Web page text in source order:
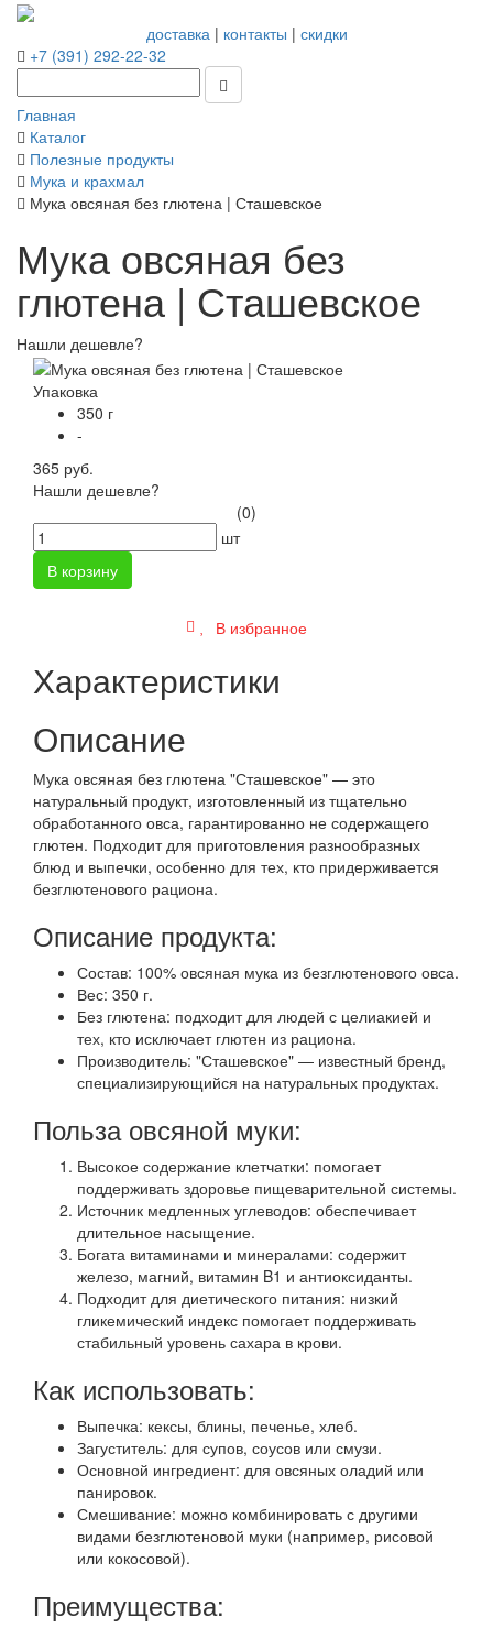
доставка| контакты | скидки
+7 (391) 292-22-32
Главная
Каталог
Полезные продукты
Мука и крахмал
Мука овсяная без глютена | Сташевское
Мука овсяная без
глютена | Сташевское
Нашли дешевле?
Упаковка
350 г
-
365 руб.
Нашли дешевле?
(0)
шт
В корзину
В избранное
Характеристики
Описание
Мука овсяная без глютена "Сташевское" — это
натуральный продукт, изготовленный из тщательно
обработанного овса, гарантированно не содержащего
глютен. Подходит для приготовления разнообразных
блюд и выпечки, особенно для тех, кто придерживается
безглютенового рациона.
Описание продукта:
Состав: 100% овсяная мука из безглютенового овса.
Вес: 350 г.
Без глютена: подходит для людей с целиакией и
тех, кто исключает глютен из рациона.
Производитель: "Сташевское" — известный бренд,
специализирующийся на натуральных продуктах.
Польза овсяной муки:
Высокое содержание клетчатки: помогает
поддерживать здоровье пищеварительной системы.
Источник медленных углеводов: обеспечивает
длительное насыщение.
Богата витаминами и минералами: содержит
железо, магний, витамин B1 и антиоксиданты.
Подходит для диетического питания: низкий
гликемический индекс помогает поддерживать
стабильный уровень сахара в крови.
Как использовать:
Выпечка: кексы, блины, печенье, хлеб.
Загуститель: для супов, соусов или смузи.
Основной ингредиент: для овсяных оладий или
панировок.
Смешивание: можно комбинировать с другими
видами безглютеновой муки (например, рисовой
или кокосовой).
Преимущества: